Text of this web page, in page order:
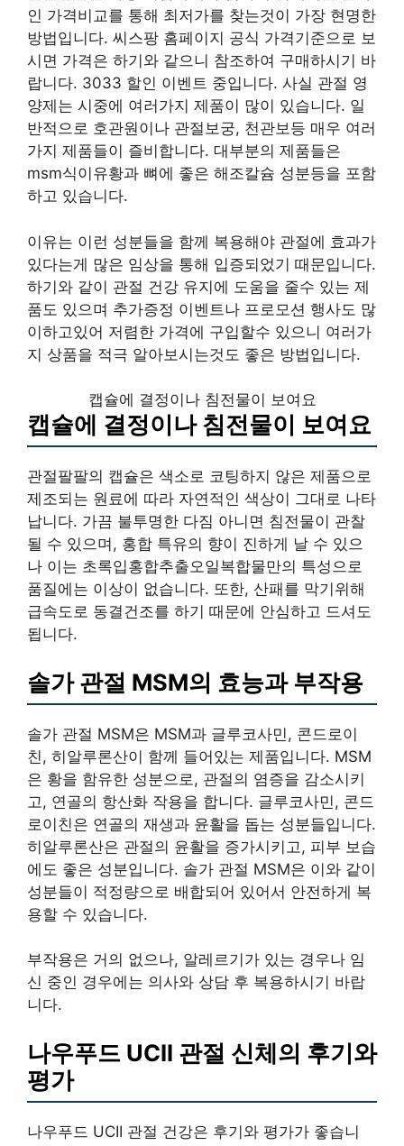
인 가격비교를 통해 최저가를 찾는것이 가장 현명한
방법입니다. 씨스팡 홈페이지 공식 가격기준으로 보
시면 가격은 하기와 같으니 참조하여 구매하시기 바
랍니다. 3033 할인 이벤트 중입니다. 사실 관절 영
양제는 시중에 여러가지 제품이 많이 있습니다. 일
반적으로 호관원이나 관절보궁, 천관보등 매우 여러
가지 제품들이 즐비합니다. 대부분의 제품들은
msm식이유황과 뼈에 좋은 해조칼슘 성분등을 포함
하고 있습니다.
이유는 이런 성분들을 함께 복용해야 관절에 효과가
있다는게 많은 임상을 통해 입증되었기 때문입니다.
하기와 같이 관절 건강 유지에 도움을 줄수 있는 제
품도 있으며 추가증정 이벤트나 프로모션 행사도 많
이하고있어 저렴한 가격에 구입할수 있으니 여러가
지 상품을 적극 알아보시는것도 좋은 방법입니다.
캡슐에 결정이나 침전물이 보여요
캡슐에 결정이나 침전물이 보여요
관절팔팔의 캡슐은 색소로 코팅하지 않은 제품으로
제조되는 원료에 따라 자연적인 색상이 그대로 나타
납니다. 가끔 불투명한 다짐 아니면 침전물이 관찰
될 수 있으며, 홍합 특유의 향이 진하게 날 수 있으
나 이는 초록입홍합추출오일복합물만의 특성으로
품질에는 이상이 없습니다. 또한, 산패를 막기위해
급속도로 동결건조를 하기 때문에 안심하고 드셔도
됩니다.
솔가 관절 MSM의 효능과 부작용
솔가 관절 MSM은 MSM과 글루코사민, 콘드로이
친, 히알루론산이 함께 들어있는 제품입니다. MSM
은 황을 함유한 성분으로, 관절의 염증을 감소시키
고, 연골의 항산화 작용을 합니다. 글루코사민, 콘드
로이친은 연골의 재생과 윤활을 돕는 성분들입니다.
히알루론산은 관절의 윤활을 증가시키고, 피부 보습
에도 좋은 성분입니다. 솔가 관절 MSM은 이와 같이
성분들이 적정량으로 배합되어 있어서 안전하게 복
용할 수 있습니다.
부작용은 거의 없으나, 알레르기가 있는 경우나 임
신 중인 경우에는 의사와 상담 후 복용하시기 바랍
니다.
나우푸드 UCII 관절 신체의 후기와
평가
나우푸드 UCII 관절 건강은 후기와 평가가 좋습니